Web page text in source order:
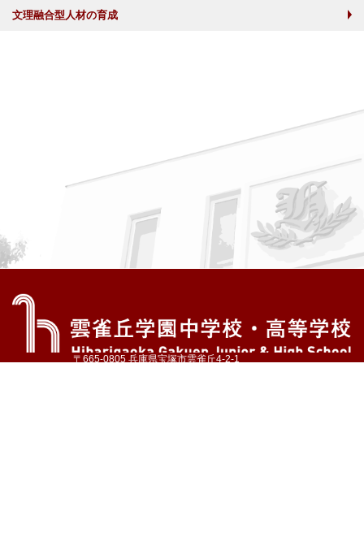
文理融合型人材の育成
〒665-0805 兵庫県宝塚市雲雀丘4-2-1